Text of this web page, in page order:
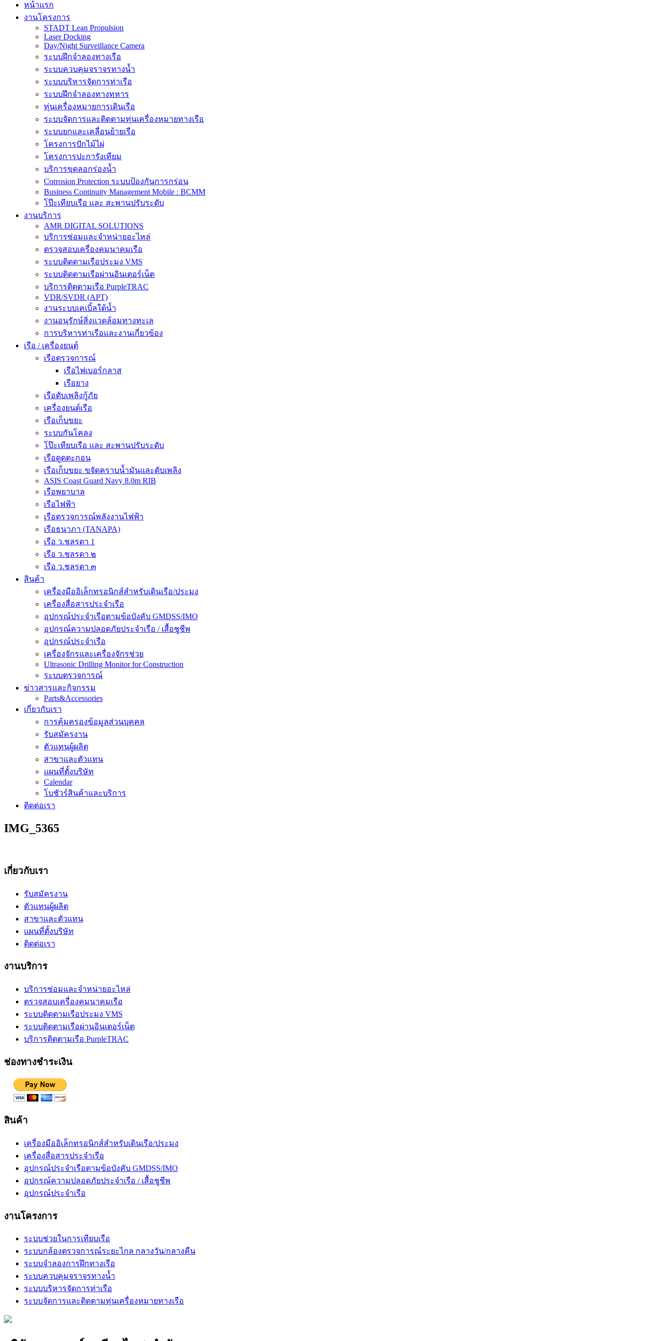
หน้าแรก
งานโครงการ
STADT Lean Propulsion
Laser Docking
Day/Night Surveillance Camera
ระบบฝึกจำลองทางเรือ
ระบบควบคุมจราจรทางน้ำ
ระบบบริหารจัดการท่าเรือ
ระบบฝึกจำลองทางทหาร
ทุ่นเครื่องหมายการเดินเรือ
ระบบจัดการและติดตามทุ่นเครื่องหมายทางเรือ
ระบบยกและเคลื่อนย้ายเรือ
โครงการปักไม้ไผ่
โครงการปะการังเทียม
บริการขุดลอกร่องน้ำ
Corrosion Protection ระบบป้องกันการกร่อน
Business Continuity Management Mobile : BCMM
โป๊ะเทียบเรือ และ สะพานปรับระดับ
งานบริการ
AMR DIGITAL SOLUTIONS
บริการซ่อมและจำหน่ายอะไหล่
ตรวจสอบเครื่องคมนาคมเรือ
ระบบติดตามเรือประมง VMS
ระบบติดตามเรือผ่านอินเตอร์เน็ต
บริการติดตามเรือ PurpleTRAC
VDR/SVDR (APT)
งานระบบเคเบิ้ลใต้น้ำ
งานอนุรักษ์สิ่งแวดล้อมทางทะเล
การบริหารท่าเรือและงานเกี่ยวข้อง
เรือ / เครื่องยนต์
เรือตรวจการณ์
เรือไฟเบอร์กลาส
เรือยาง
เรือดับเพลิงกู้ภัย
เครื่องยนต์เรือ
เรือเก็บขยะ
ระบบกันโคลง
โป๊ะเทียบเรือ และ สะพานปรับระดับ
เรือดูดตะกอน
เรือเก็บขยะ ขจัดคราบน้ำมันและดับเพลิง
ASIS Coast Guard Navy 8.0m RIB
เรือพยาบาล
เรือไฟฟ้า
เรือตรวจการณ์พลังงานไฟฟ้า
เรือธนาภา (TANAPA)
เรือ ว.ชลรดา 1
เรือ ว.ชลรดา ๒
เรือ ว.ชลรดา ๓
สินค้า
เครื่องมืออิเล็กทรอนิกส์สำหรับเดินเรือ/ประมง
เครื่องสื่อสารประจำเรือ
อุปกรณ์ประจำเรือตามข้อบังคับ GMDSS/IMO
อุปกรณ์ความปลอดภัยประจำเรือ / เสื้อชูชีพ
อุปกรณ์ประจำเรือ
เครื่องจักรและเครื่องจักรช่วย
Ultrasonic Drilling Monitor for Construction
ระบบตรวจการณ์
ข่าวสารและกิจกรรม
Parts&Accessories
เกี่ยวกับเรา
การคุ้มครองข้อมูลส่วนบุคคล
รับสมัครงาน
ตัวแทนผู้ผลิต
สาขาและตัวแทน
แผนที่ตั้งบริษัท
Calendar
โบชัวร์สินค้าและบริการ
ติดต่อเรา
IMG_5365
เกี่ยวกับเรา
รับสมัครงาน
ตัวแทนผู้ผลิต
สาขาและตัวแทน
แผนที่ตั้งบริษัท
ติดต่อเรา
งานบริการ
บริการซ่อมและจำหน่ายอะไหล่
ตรวจสอบเครื่องคมนาคมเรือ
ระบบติดตามเรือประมง VMS
ระบบติดตามเรือผ่านอินเตอร์เน็ต
บริการติดตามเรือ PurpleTRAC
ช่องทางชำระเงิน
สินค้า
เครื่องมืออิเล็กทรอนิกส์สำหรับเดินเรือ/ประมง
เครื่องสื่อสารประจำเรือ
อุปกรณ์ประจำเรือตามข้อบังคับ GMDSS/IMO
อุปกรณ์ความปลอดภัยประจำเรือ / เสื้อชูชีพ
อุปกรณ์ประจำเรือ
งานโครงการ
ระบบช่วยในการเทียบเรือ
ระบบกล้องตรวจการณ์ระยะไกล กลางวัน/กลางคืน
ระบบจำลองการฝึกทางเรือ
ระบบควบคุมจราจรทางน้ำ
ระบบบริหารจัดการท่าเรือ
ระบบจัดการและติดตามทุ่นเครื่องหมายทางเรือ